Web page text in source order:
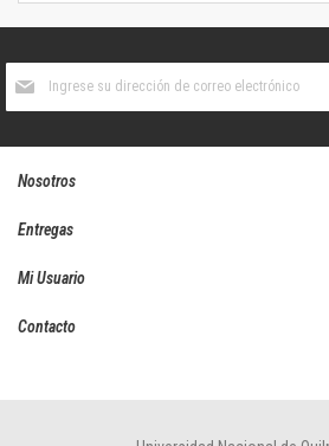
boletín
Nosotros
Entregas
Mi Usuario
Contacto